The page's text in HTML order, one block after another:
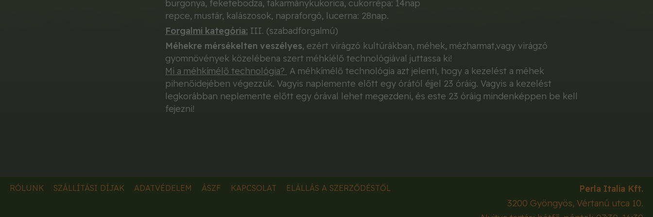
burgonya, feketebodza, takarmánykukorica, cukorrépa: 14nap
repce, mustár, kalászosok, napraforgó, lucerna: 28nap.
Forgalmi kategória: III. (szabadforgalmú)
Méhekre mérsékelten veszélyes, ezért virágzó kultúrákban, méhek, mézharmat,vagy virágzó
gyomnövények közelébena szert méhkíélő technológiával juttassa ki!
Mi a méhkímélő technológia? A méhkímélő technológia azt jelenti, hogy a kezelést a méhek
pihenőidejében végezzük. Vagyis naplemente előtt egy órától éjjel 23 óráig. Vagyis a kezelést
legkorábban neplemente előtt egy órával lehet megezdeni, és este 23 óráig mindenképpen be kell
fejezni!
RÓLUNK SZÁLLÍTÁSI DÍJAK ADATVÉDELEM ÁSZF KAPCSOLAT ELÁLLÁS A SZERZŐDÉSTŐL
Perla Italia Kft.
3200 Gyöngyös, Vértanú utca 10.